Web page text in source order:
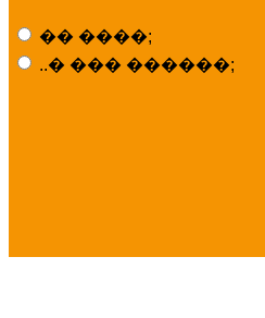
�� ����;
..� ��� ������;